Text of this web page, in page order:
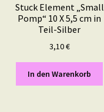
Stuck Element „Small
Pomp“ 10 X 5,5 cm in
Teil-Silber
3,10€
In den Warenkorb